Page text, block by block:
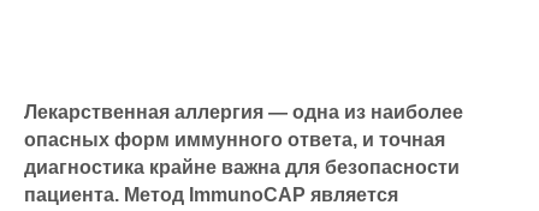
Лекарственная аллергия — одна из наиболее
опасных форм иммунного ответа, и точная
диагностика крайне важна для безопасности
пациента. Метод ImmunoCAP является